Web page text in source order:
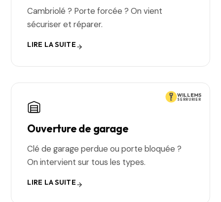
Cambriolé ? Porte forcée ? On vient
sécuriser et réparer.
LIRE LA SUITE
WILLEMS
SERRURIER
Ouverture de garage
Clé de garage perdue ou porte bloquée ?
On intervient sur tous les types.
LIRE LA SUITE